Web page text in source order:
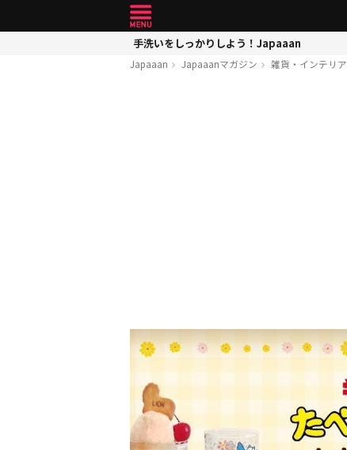
手洗いをしっかりしよう！Japaaan
Japaaan Japaaanマガジン 雑貨・インテリア